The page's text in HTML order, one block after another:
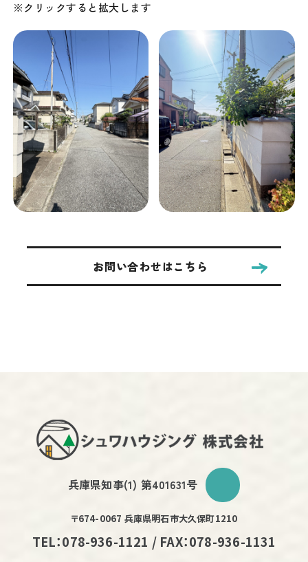
※クリックすると拡大します
お問い合わせはこちら
兵庫県知事(1) 第401631号
〒674-0067 兵庫県明石市大久保町1210
TEL：078-936-1121 / FAX：078-936-1131